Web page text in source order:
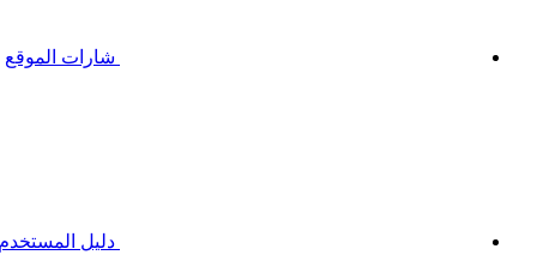
شارات الموقع
دليل المستخدم